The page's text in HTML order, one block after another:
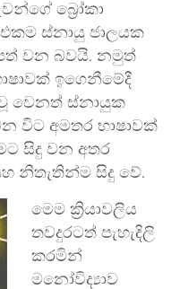
බ්‍රෝකා
එකම ස්නායු ජාලයක
වන බවයි. නමුත්
ඉගෙනීමේදී
වෙනත් ස්නායුක
විට අමතර භාෂාවක්
සිදු වන අතර
නිතැතින්ම සිදු වේ.
මෙම ක්‍රියාවලිය
තවදුරටත් පැහැදිලි
කරමින්
මනෝවිද්‍යාව